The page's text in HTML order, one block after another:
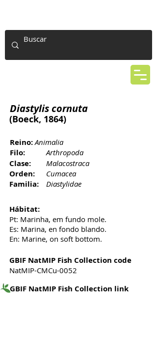
Diastylis cornuta
(Boeck, 1864)
Reino:Animalia
Filo: Arthropoda
Clase: Malacostraca
Orden: Cumacea
Familia: Diastylidae
Hábitat:
Pt: Marinha, em fundo mole.
Es: Marina, en fondo blando.
En: Marine, on soft bottom.
GBIF NatMIP Fish Collection code
NatMIP-CMCu-0052
GBIF NatMIP Fish Collection link